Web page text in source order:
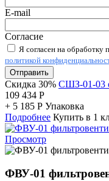
E-mail
Согласие
Я согласен на обработку
политикой
Отправить
Скидка 30% СШЗ-01-03
109 434 Р
+ 5 185 Р Упаковка
Подробнее Купить в 1
Просмотр
ФВУ-01